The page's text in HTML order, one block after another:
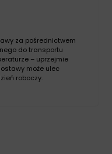
za pośrednictwem
do transportu
– uprzejmie
może ulec
roboczy.